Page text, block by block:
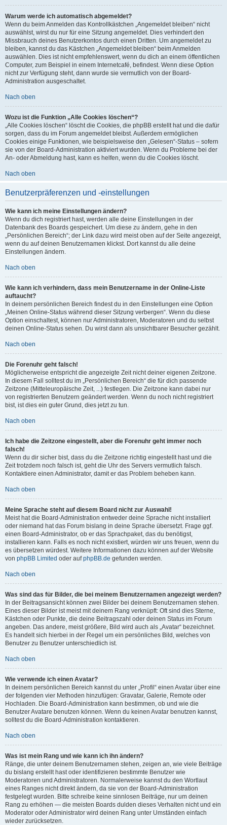
Warum werde ich automatisch abgemeldet?
Wenn du beim Anmelden das Kontrollkästchen „Angemeldet bleiben“ nicht
auswählst, wirst du nur für eine Sitzung angemeldet. Dies verhindert den
Missbrauch deines Benutzerkontos durch einen Dritten. Um angemeldet zu
bleiben, kannst du das Kästchen „Angemeldet bleiben“ beim Anmelden
auswählen. Dies ist nicht empfehlenswert, wenn du dich an einem öffentlichen
Computer, zum Beispiel in einem Internetcafé, befindest. Wenn diese Option
nicht zur Verfügung steht, dann wurde sie vermutlich von der Board-
Administration ausgeschaltet.
Nach oben
Wozu ist die Funktion „Alle Cookies löschen“?
„Alle Cookies löschen“ löscht die Cookies, die phpBB erstellt hat und die dafür
sorgen, dass du im Forum angemeldet bleibst. Außerdem ermöglichen
Cookies einige Funktionen, wie beispielsweise den „Gelesen“-Status – sofern
sie von der Board-Administration aktiviert wurden. Wenn du Probleme bei der
An- oder Abmeldung hast, kann es helfen, wenn du die Cookies löscht.
Nach oben
Benutzerpräferenzen und -einstellungen
Wie kann ich meine Einstellungen ändern?
Wenn du dich registriert hast, werden alle deine Einstellungen in der
Datenbank des Boards gespeichert. Um diese zu ändern, gehe in den
„Persönlichen Bereich“; der Link dazu wird meist oben auf der Seite angezeigt,
wenn du auf deinen Benutzernamen klickst. Dort kannst du alle deine
Einstellungen ändern.
Nach oben
Wie kann ich verhindern, dass mein Benutzername in der Online-Liste
auftaucht?
In deinem persönlichen Bereich findest du in den Einstellungen eine Option
„Meinen Online-Status während dieser Sitzung verbergen“. Wenn du diese
Option einschaltest, können nur Administratoren, Moderatoren und du selbst
deinen Online-Status sehen. Du wirst dann als unsichtbarer Besucher gezählt.
Nach oben
Die Forenuhr geht falsch!
Möglicherweise entspricht die angezeigte Zeit nicht deiner eigenen Zeitzone.
In diesem Fall solltest du im „Persönlichen Bereich“ die für dich passende
Zeitzone (Mitteleuropäische Zeit, ...) festlegen. Die Zeitzone kann dabei nur
von registrierten Benutzern geändert werden. Wenn du noch nicht registriert
bist, ist dies ein guter Grund, dies jetzt zu tun.
Nach oben
Ich habe die Zeitzone eingestellt, aber die Forenuhr geht immer noch
falsch!
Wenn du dir sicher bist, dass du die Zeitzone richtig eingestellt hast und die
Zeit trotzdem noch falsch ist, geht die Uhr des Servers vermutlich falsch.
Kontaktiere einen Administrator, damit er das Problem beheben kann.
Nach oben
Meine Sprache steht auf diesem Board nicht zur Auswahl!
Meist hat die Board-Administration entweder deine Sprache nicht installiert
oder niemand hat das Forum bislang in deine Sprache übersetzt. Frage ggf.
einen Board-Administrator, ob er das Sprachpaket, das du benötigst,
installieren kann. Falls es noch nicht existiert, würden wir uns freuen, wenn du
es übersetzen würdest. Weitere Informationen dazu können auf der Website
von phpBB Limited oder aufphpBB.de gefunden werden.
Nach oben
Was sind das für Bilder, die bei meinem Benutzernamen angezeigt werden?
In der Beitragsansicht können zwei Bilder bei deinem Benutzernamen stehen.
Eines dieser Bilder ist meist mit deinem Rang verknüpft: Oft sind dies Sterne,
Kästchen oder Punkte, die deine Beitragszahl oder deinen Status im Forum
angeben. Das andere, meist größere, Bild wird auch als „Avatar“ bezeichnet.
Es handelt sich hierbei in der Regel um ein persönliches Bild, welches von
Benutzer zu Benutzer unterschiedlich ist.
Nach oben
Wie verwende ich einen Avatar?
In deinem persönlichen Bereich kannst du unter „Profil“ einen Avatar über eine
der folgenden vier Methoden hinzufügen: Gravatar, Galerie, Remote oder
Hochladen. Die Board-Administration kann bestimmen, ob und wie die
Benutzer Avatare benutzen können. Wenn du keinen Avatar benutzen kannst,
solltest du die Board-Administration kontaktieren.
Nach oben
Was ist mein Rang und wie kann ich ihn ändern?
Ränge, die unter deinem Benutzernamen stehen, zeigen an, wie viele Beiträge
du bislang erstellt hast oder identifizieren bestimmte Benutzer wie
Moderatoren und Administratoren. Normalerweise kannst du den Wortlaut
eines Ranges nicht direkt ändern, da sie von der Board-Administration
festgelegt wurden. Bitte schreibe keine sinnlosen Beiträge, nur um deinen
Rang zu erhöhen — die meisten Boards dulden dieses Verhalten nicht und ein
Moderator oder Administrator wird deinen Rang unter Umständen einfach
wieder zurücksetzen.